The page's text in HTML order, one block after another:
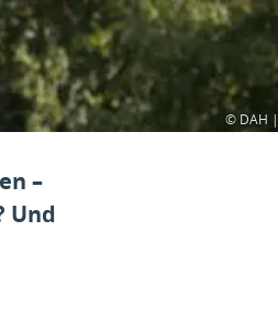
© DAH |
–
Und